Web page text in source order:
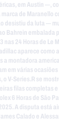
em Austin —,
marca de Maranello
desistiu da luta —
Bahrein embalada
24 Horas de Le
aparece como
a montadora
em várias
o V-Series.R se
filas completas
6 Horas de São
A disputa está
Calado e